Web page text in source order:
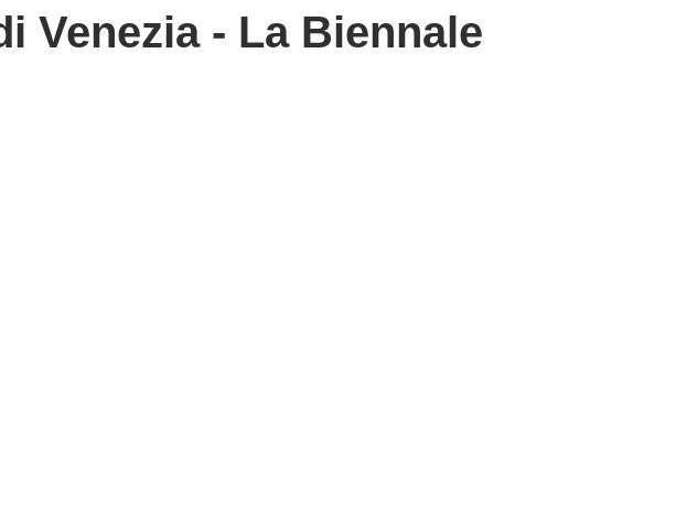
Venezia - La Biennale